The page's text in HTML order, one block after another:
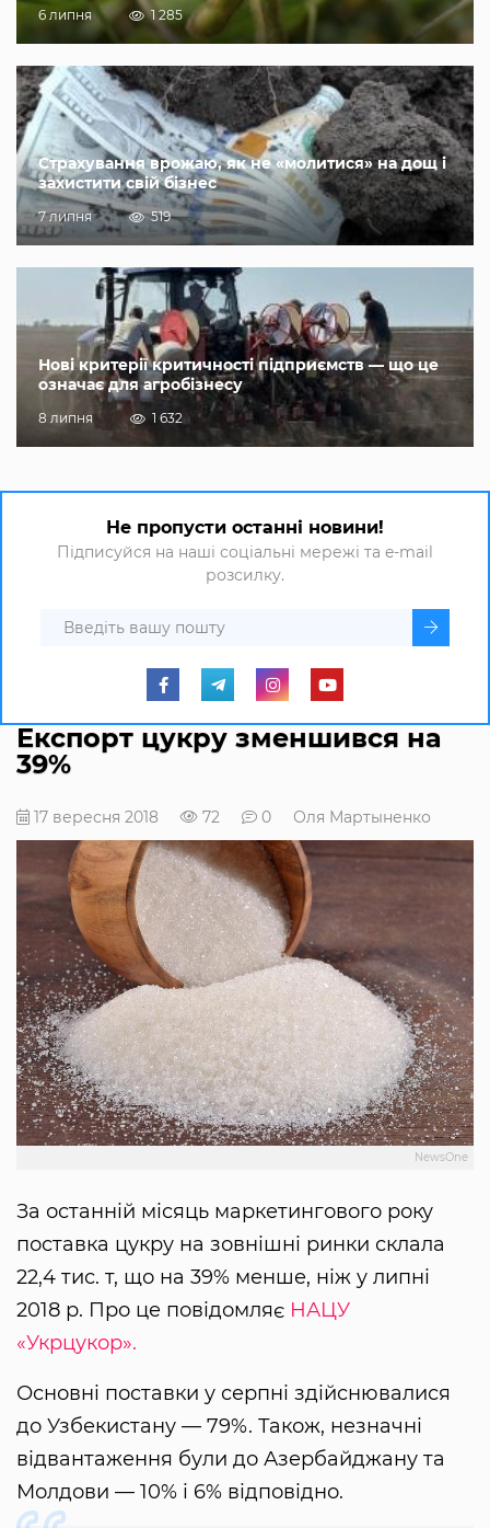
6 липня 1 285
Страхування врожаю, як не «молитися» на дощ і
захистити свій бізнес
7 липня 519
Нові критерії критичності підприємств — що це
означає для агробізнесу
8 липня 1 632
Не пропусти останні новини!
Підписуйся на наші соціальні мережі та e-mail
розсилку.
Експорт цукру зменшився на
39%
17 вересня 2018 72 0 Оля Мартыненко
NewsOne
За останній місяць маркетингового року
поставка цукру на зовнішні ринки склала
22,4 тис. т, що на 39% менше, ніж у липні
2018 р. Про це повідомляє НАЦУ
«Укрцукор».
Основні поставки у серпні здійснювалися
до Узбекистану — 79%. Також, незначні
відвантаження були до Азербайджану та
Молдови — 10% і 6% відповідно.